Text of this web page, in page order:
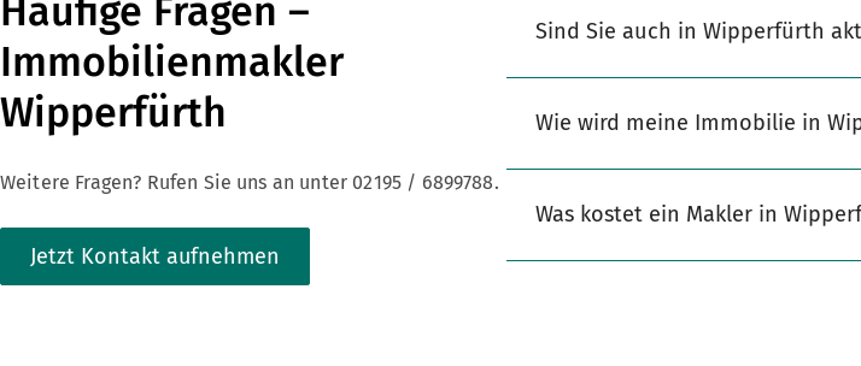
Häufige Fragen –
Immobilienmakler
Wipperfürth
Weitere Fragen? Rufen Sie uns an unter 02195 / 6899788.
Jetzt Kontakt aufnehmen
Sind Sie auch in Wipperfürth
Wie wird meine Immobilie in
Was kostet ein Makler in